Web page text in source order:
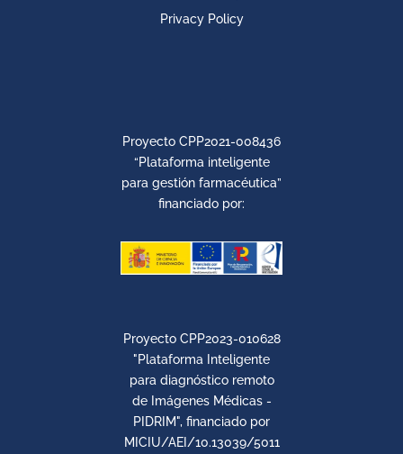
Privacy Policy
Proyecto CPP2021-008436
“Plataforma inteligente
para gestión farmacéutica”
financiado por:
Proyecto CPP2023-010628
"Plataforma Inteligente
para diagnóstico remoto
de Imágenes Médicas -
PIDRIM", financiado por
MICIU/AEI/10.13039/5011